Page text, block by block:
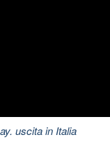
uscita in Italia